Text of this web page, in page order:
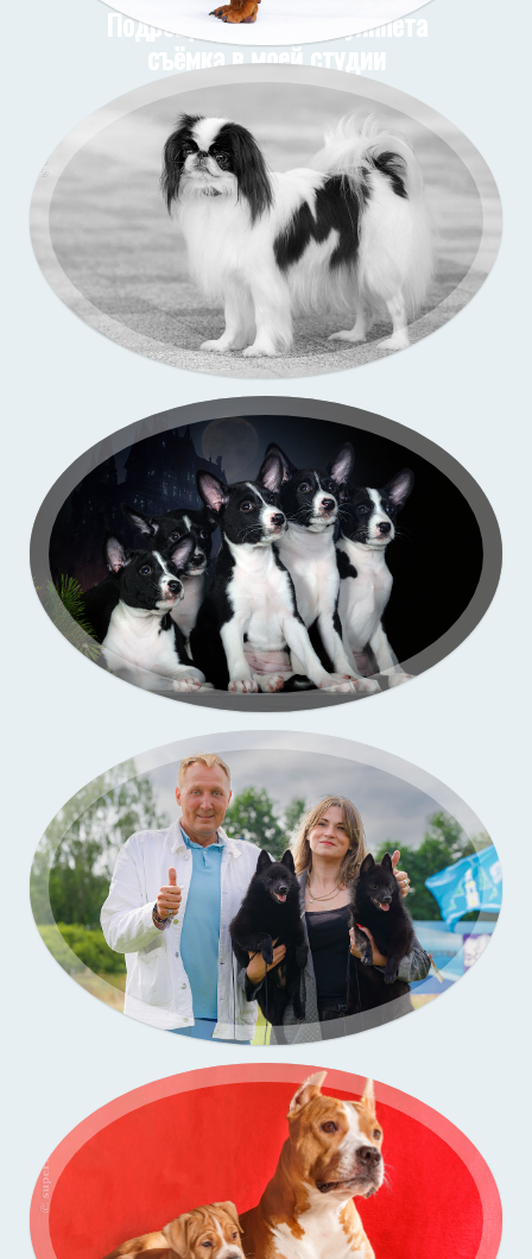
Подрощенные щенки уиппета
съёмка в моей студии
Подрощенный щенок таксы
Съёмка у меня (улица)
Портфолио — выставки собак
Бассенджи. Фото щенков в моей студии